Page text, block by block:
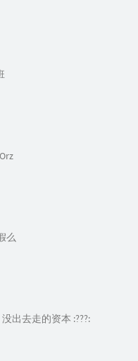
么
出去走的资本 :???: